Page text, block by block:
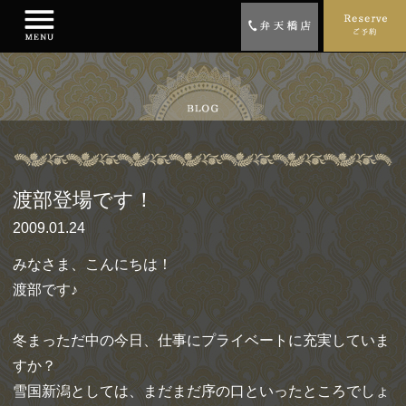
渡部登場です！
2009.01.24
みなさま、こんにちは！
渡部です♪
冬まっただ中の今日、仕事にプライベートに充実していま
すか？
雪国新潟としては、まだまだ序の口といったところでしょ